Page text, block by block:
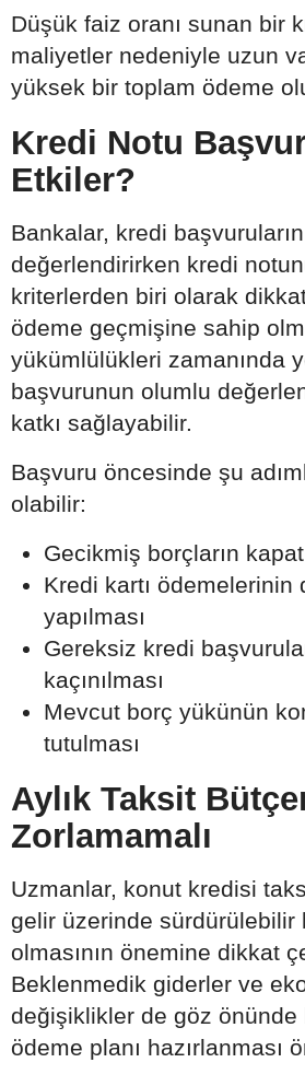
Düşük faiz oranı sunan bir
maliyetler nedeniyle uzun
yüksek bir toplam ödeme
Kredi Notu
Etkiler?
Bankalar, kredi
değerlendirirken kredi
kriterlerden biri olarak
ödeme geçmişine sahip
yükümlülükleri zamanında
başvurunun olumlu
katkı sağlayabilir.
Başvuru öncesinde şu
olabilir:
Gecikmiş borçların
Kredi kartı ödemelerinin
yapılması
Gereksiz kredi
kaçınılması
Mevcut borç yükünün
tutulması
Aylık Taksit
Zorlamamalı
Uzmanlar, konut kredisi
gelir üzerinde sürdürülebilir
olmasının önemine dikkat
Beklenmedik giderler ve
değişiklikler de göz önünde
ödeme planı hazırlanması